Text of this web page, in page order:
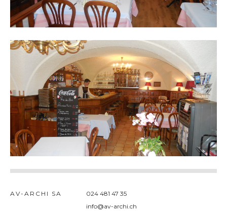
AV-ARCHI SA
024 481 47 35
info@av-archi.ch